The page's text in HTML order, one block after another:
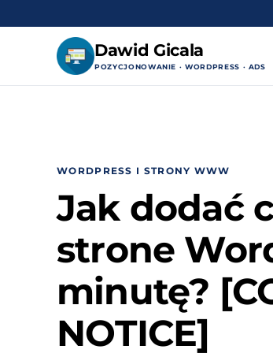
Dawid Gicala
POZYCJONOWANIE · WORDPRESS · ADS
WORDPRESS I STRONY WWW
Jak dodać
strone
minutę?
NOTICE]